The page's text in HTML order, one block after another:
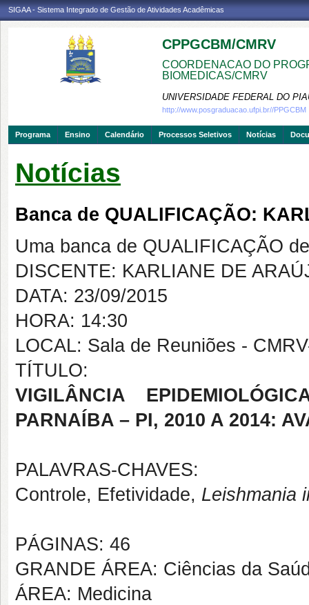
SIGAA - Sistema Integrado de Gestão de Atividades Acadêmicas
CPPGCBM/CMRV
COORDENACAO DO
BIOMEDICAS/CMRV
UNIVERSIDADE FEDERAL DO
http://www.posgraduacao.ufpi.br//PPGCBM
Programa Ensino Calendário Processos Seletivos Notícias
Notícias
Banca de QUALIFICAÇÃO:
Uma banca de QUALIFICAÇÃO
DISCENTE: KARLIANE DE
DATA: 23/09/2015
HORA: 14:30
LOCAL: Sala de Reuniões -
TÍTULO:
VIGILÂNCIA
PARNAÍBA – PI, 2010 A 2014:
PALAVRAS-CHAVES:
Controle, Efetividade, Leishmania
PÁGINAS: 46
GRANDE ÁREA: Ciências da
ÁREA: Medicina